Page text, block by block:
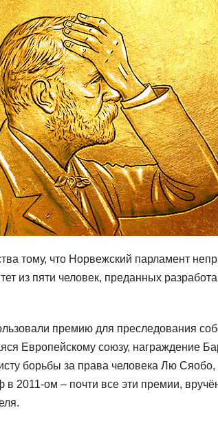
тому, что Норвежский парламент
из пяти человек, преданных
премию для преследования
Европейскому союзу, награждение
борьбы за права человека Лю
2011-ом – почти все эти премии,